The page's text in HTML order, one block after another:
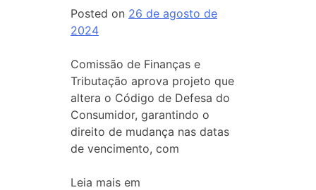
Posted on 26 de agosto de
2024
Comissão de Finanças e
Tributação aprova projeto que
altera o Código de Defesa do
Consumidor, garantindo o
direito de mudança nas datas
de vencimento, com
Leia mais em